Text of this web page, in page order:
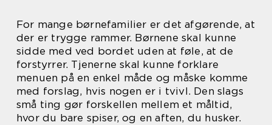
For mange børnefamilier er det afgørende, at
der er trygge rammer. Børnene skal kunne
sidde med ved bordet uden at føle, at de
forstyrrer. Tjenerne skal kunne forklare
menuen på en enkel måde og måske komme
med forslag, hvis nogen er i tvivl. Den slags
små ting gør forskellen mellem et måltid,
hvor du bare spiser, og en aften, du husker.